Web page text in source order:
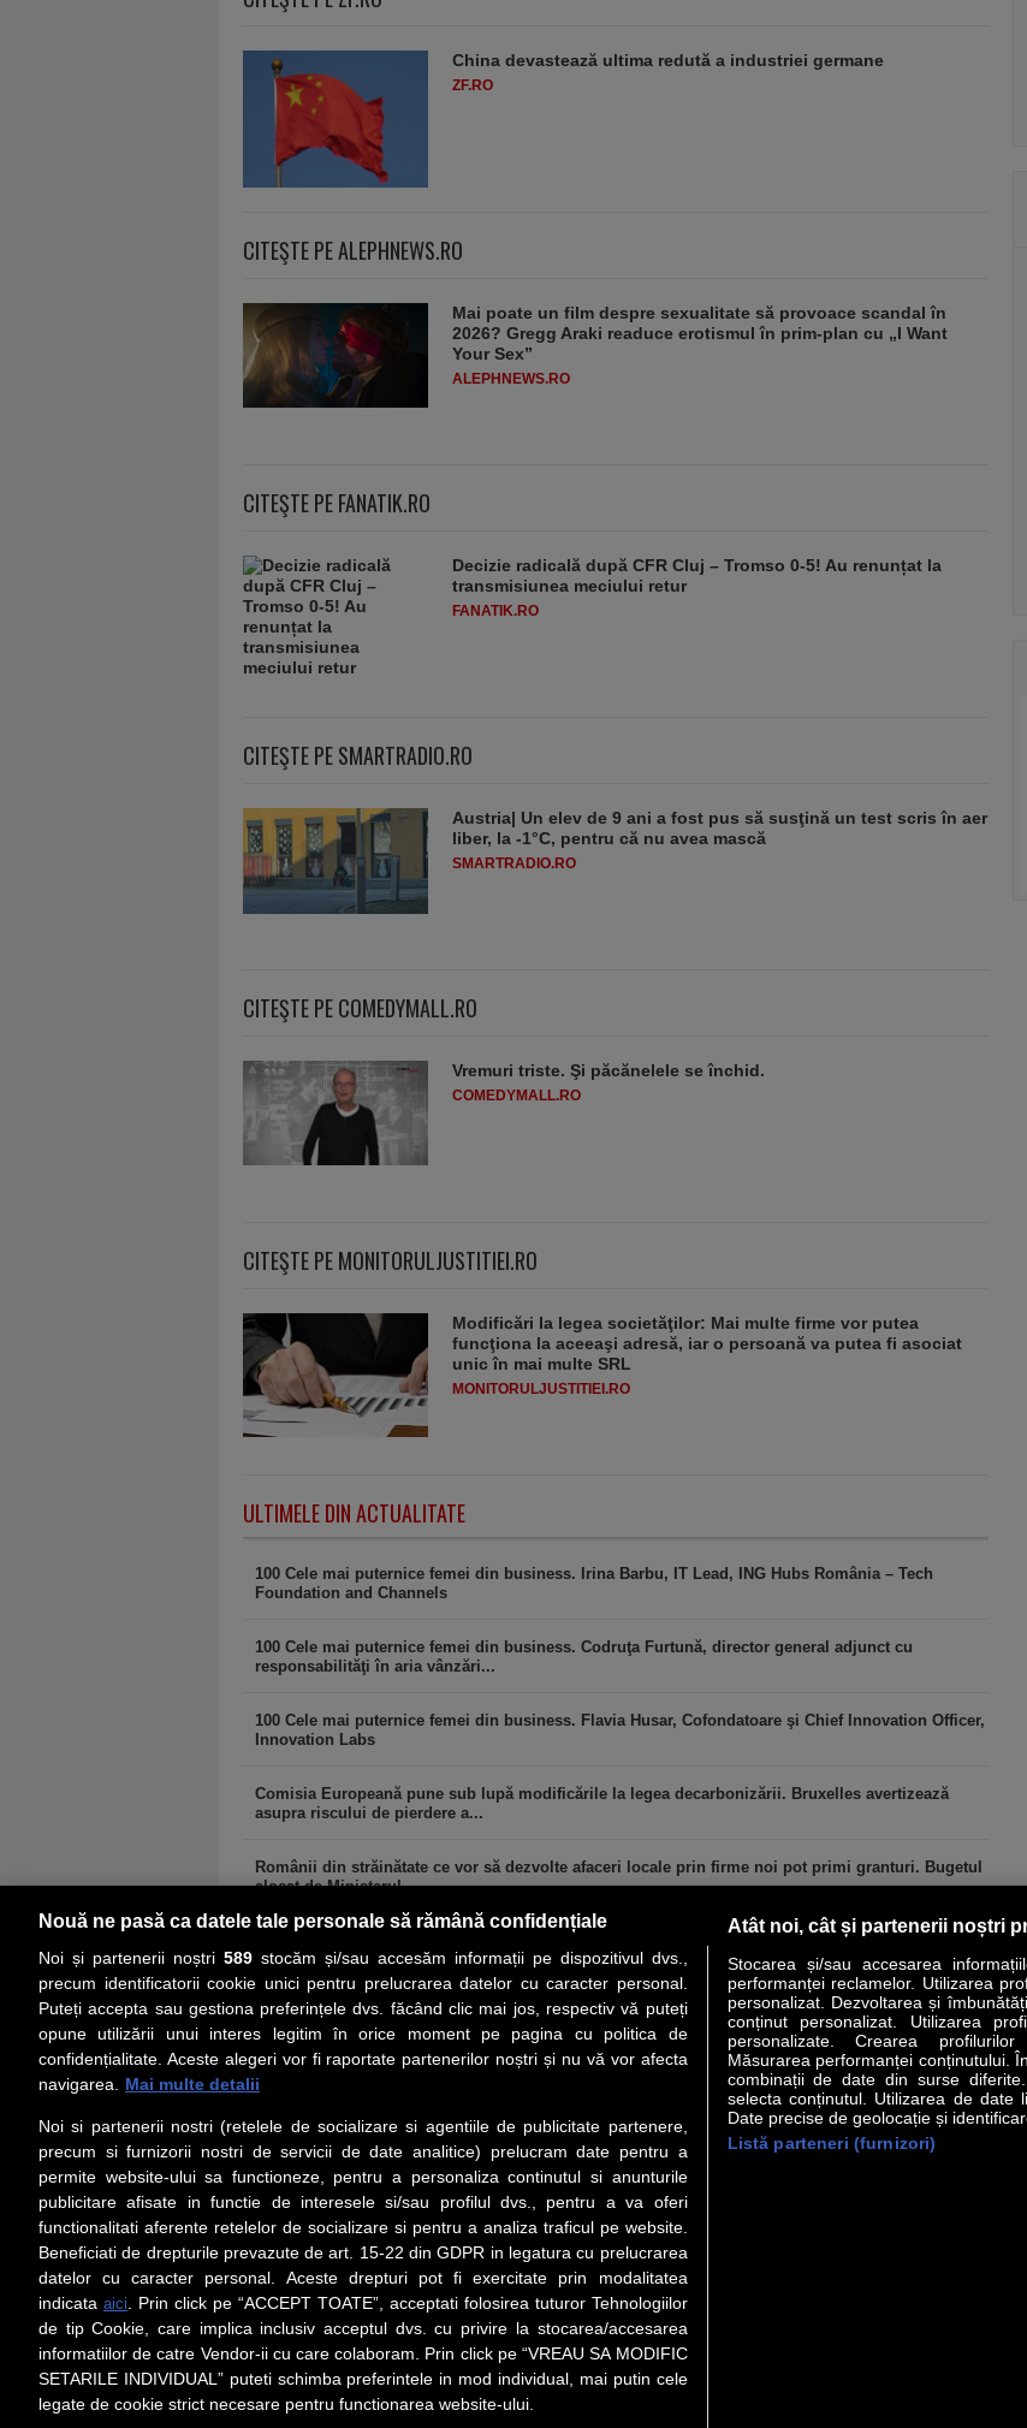
China devastează ultima redută a industriei germane
ZF.RO
CITEŞTE PE ALEPHNEWS.RO
Mai poate un film despre sexualitate să provoace scandal în
2026? Gregg Araki readuce erotismul în prim-plan cu „I Want
Your Sex”
ALEPHNEWS.RO
CITEŞTE PE FANATIK.RO
Decizie radicală după CFR Cluj – Tromso 0-5! Au renunțat la
transmisiunea meciului retur
FANATIK.RO
CITEŞTE PE SMARTRADIO.RO
Austria| Un elev de 9 ani a fost pus să susţină un test scris în aer
liber, la -1°C, pentru că nu avea mască
SMARTRADIO.RO
CITEŞTE PE COMEDYMALL.RO
Vremuri triste. Şi păcănelele se închid.
COMEDYMALL.RO
CITEŞTE PE MONITORULJUSTITIEI.RO
Modificări la legea societăţilor: Mai multe firme vor putea
funcţiona la aceeaşi adresă, iar o persoană va putea fi asociat
unic în mai multe SRL
MONITORULJUSTITIEI.RO
ULTIMELE DIN ACTUALITATE
100 Cele mai puternice femei din business. Irina Barbu, IT Lead, ING Hubs România – Tech
Foundation and Channels
100 Cele mai puternice femei din business. Codruţa Furtună, director general adjunct cu
responsabilităţi în aria vânzări...
100 Cele mai puternice femei din business. Flavia Husar, Cofondatoare şi Chief Innovation Officer,
Innovation Labs
Comisia Europeană pune sub lupă modificările la legea decarbonizării. Bruxelles avertizează
asupra riscului de pierdere a...
Românii din străinătate ce vor să dezvolte afaceri locale prin firme noi pot primi granturi. Bugetul
alocat de Ministerul...
PRIMA PAGINĂ COVER STORY LIDERI ANALIZE HI-TECH MEET THE
Social
Urmareste-ne pe Facebook
iarul Financiar
Despre Noi
Contact Redactie
Contact Marketing
Contact Vanzari
Abonamente print
Redactorii BM
Politica de confidentialitate
Termeni si conditii
About cookies
Servicii
Setări cookies
Preluarea fără cost a materialelor de presă (text, foto si/sau video), purtătoare de drepturi de proprietate intelectuală,
Spaţiile şi URL-ul/hyperlink-ul nu sunt luate în considerare în numerotarea semnelor. Preluarea de informaţii poate fi
Nouă ne pasă ca datele tale personale să rămână confidențiale
Noi și partenerii noștri 589stocăm și/sau accesăm informații pe dispozitivul dvs.,
precum identificatorii cookie unici pentru prelucrarea datelor cu caracter personal.
Puteți accepta sau gestiona preferințele dvs. făcând clic mai jos, respectiv vă puteți
opune utilizării unui interes legitim în orice moment pe pagina cu politica de
confidențialitate. Aceste alegeri vor fi raportate partenerilor noștri și nu vă vor afecta
navigarea.
Mai multe detalii
Noi si partenerii nostri (retelele de socializare si agentiile de publicitate partenere,
precum si furnizorii nostri de servicii de date analitice) prelucram date pentru a
permite website-ului sa functioneze, pentru a personaliza continutul si anunturile
publicitare afisate in functie de interesele si/sau profilul dvs., pentru a va oferi
functionalitati aferente retelelor de socializare si pentru a analiza traficul pe website.
Beneficiati de drepturile prevazute de art. 15-22 din GDPR in legatura cu prelucrarea
datelor cu caracter personal. Aceste drepturi pot fi exercitate prin modalitatea
indicata aici. Prin click pe “ACCEPT TOATE”, acceptati folosirea tuturor Tehnologiilor
de tip Cookie, care implica inclusiv acceptul dvs. cu privire la stocarea/accesarea
informatiilor de catre Vendor-ii cu care colaboram. Prin click pe “VREAU SA MODIFIC
SETARILE INDIVIDUAL” puteti schimba preferintele in mod individual, mai putin cele
legate de cookie strict necesare pentru functionarea website-ului.
Atât noi, cât și partenerii noștri
Stocarea și/sau accesarea
performanței reclamelor. Utilizarea
personalizat. Dezvoltarea și
conținut personalizat. Utilizarea
personalizate. Crearea
Măsurarea performanței conținutului.
combinații de date din surse
selecta conținutul. Utilizarea de date
Date precise de geolocație și
Listă parteneri (furnizori)